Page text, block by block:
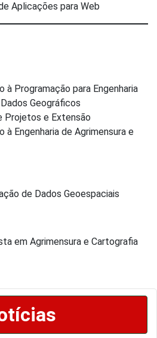
Aplicações para Web
à Programação para Engenharia
Geográficos
Projetos e Extensão
à Engenharia de Agrimensura e
de Dados Geoespaciais
em Agrimensura e Cartografia